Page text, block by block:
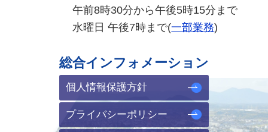
午前8時30分から午後5時15分まで
水曜日 午後7時まで(一部業務)
総合インフォメーション
個人情報保護方針
プライバシーポリシー